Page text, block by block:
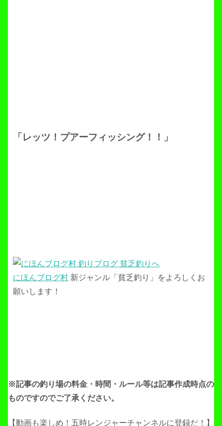
「レッツ！プアーフィッシング！！」
にほんブログ村 新ジャンル「貧乏釣り」をよろしくお
願いします！
※記事の釣り場の料金・時間・ルール等は記事作成時点の
ものですのでご了承ください。
【動画も楽しめ！五時レンジャーチャンネルに登録だ！】